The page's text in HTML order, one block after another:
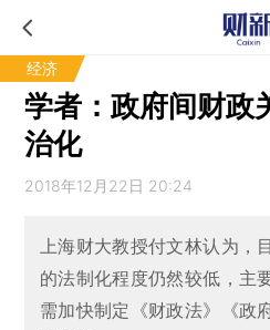
经济
学者：政府间财政
治化
2018年12月22日 20:24
上海财大教授付文林认为，
的法制化程度仍然较低，主
需加快制定《财政法》《政